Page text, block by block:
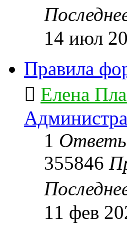
14 июл
Правила
Елена
1
355846
11 фев